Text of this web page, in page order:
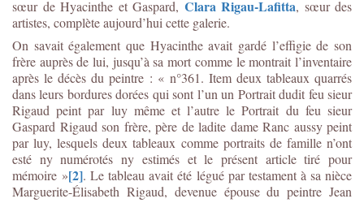
sœur de Hyacinthe et Gaspard, Clara Rigau-Lafitta, sœur des
artistes, complète aujourd’hui cette galerie.
On savait également que Hyacinthe avait gardé l’effigie de son
frère auprès de lui, jusqu’à sa mort comme le montrait l’inventaire
après le décès du peintre : « n°361. Item deux tableaux quarrés
dans leurs bordures dorées qui sont l’un un Portrait dudit feu sieur
Rigaud peint par luy même et l’autre le Portrait du feu sieur
Gaspard Rigaud son frère, père de ladite dame Ranc aussy peint
par luy, lesquels deux tableaux comme portraits de famille n’ont
esté ny numérotés ny estimés et le présent article tiré pour
mémoire »[2]. Le tableau avait été légué par testament à sa nièce
Marguerite-Élisabeth Rigaud, devenue épouse du peintre Jean